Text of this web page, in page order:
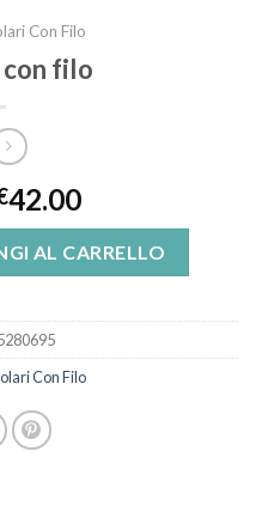
Con Filo
filo
42.00
AL CARRELLO
Con Filo